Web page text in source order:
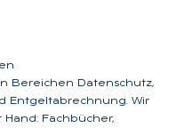
Bereichen Datenschutz,
Entgeltabrechnung. Wir
Fachbücher,